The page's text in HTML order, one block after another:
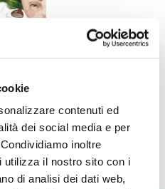
contenuti ed
dei social media e per
inoltre
utilizza il nostro sito con i
di analisi dei dati web,
Monte
Dall’11 al 19
Penna di